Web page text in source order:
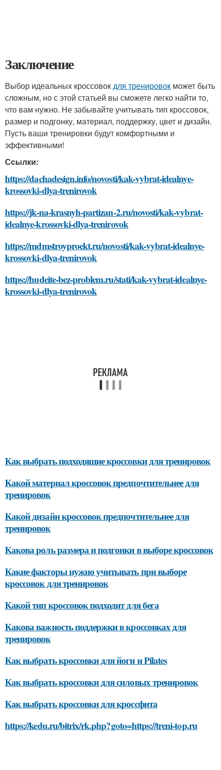
Заключение
Выбор идеальных кроссовокдля тренировок может быть
сложным, но с этой статьей вы сможете легко найти то,
что вам нужно. Не забывайте учитывать тип кроссовок,
размер и подгонку, материал, поддержку, цвет и дизайн.
Пусть ваши тренировки будут комфортными и
эффективными!
Ссылки:
https://dachadesign.info/novosti/kak-vybrat-idealnye-
krossovki-dlya-trenirovok
https://jk-na-krasnyh-partizan-2.ru/novosti/kak-vybrat-
idealnye-krossovki-dlya-trenirovok
https://mdmstroyproekt.ru/novosti/kak-vybrat-idealnye-
krossovki-dlya-trenirovok
https://hudeite-bez-problem.ru/stati/kak-vybrat-idealnye-
krossovki-dlya-trenirovok
Как выбрать подходящие кроссовки для тренировок
Какой материал кроссовок предпочтительнее для
тренировок
Какой дизайн кроссовок предпочтительнее для
тренировок
Какова роль размера и подгонки в выборе кроссовок
Какие факторы нужно учитывать при выборе
кроссовок для тренировок
Какой тип кроссовок подходит для бега
Какова важность поддержки в кроссовках для
тренировок
Как выбрать кроссовки для йоги и Pilates
Как выбрать кроссовки для силовых тренировок
Как выбрать кроссовки для кроссфита
https://kedu.ru/bitrix/rk.php?goto=https://treni-top.ru